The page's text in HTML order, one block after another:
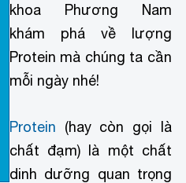
khoa Phương Nam
khám phá về lượng
Protein mà chúng ta cần
mỗi ngày nhé!
Protein (hay còn gọi là
chất đạm) là một chất
dinh dưỡng quan trọng